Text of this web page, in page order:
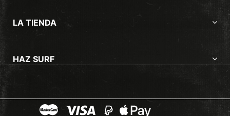
LA TIENDA
HAZ SURF